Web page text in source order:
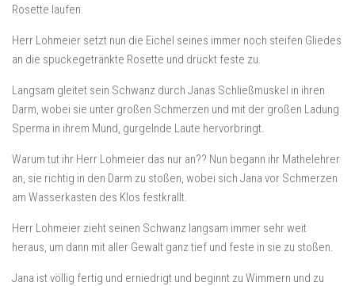
Rosette laufen.
Herr Lohmeier setzt nun die Eichel seines immer noch steifen Gliedes
an die spuckegetränkte Rosette und drückt feste zu.
Langsam gleitet sein Schwanz durch Janas Schließmuskel in ihren
Darm, wobei sie unter großen Schmerzen und mit der großen Ladung
Sperma in ihrem Mund, gurgelnde Laute hervorbringt.
Warum tut ihr Herr Lohmeier das nur an?? Nun begann ihr Mathelehrer
an, sie richtig in den Darm zu stoßen, wobei sich Jana vor Schmerzen
am Wasserkasten des Klos festkrallt.
Herr Lohmeier zieht seinen Schwanz langsam immer sehr weit
heraus, um dann mit aller Gewalt ganz tief und feste in sie zu stoßen.
Jana ist völlig fertig und erniedrigt und beginnt zu Wimmern und zu